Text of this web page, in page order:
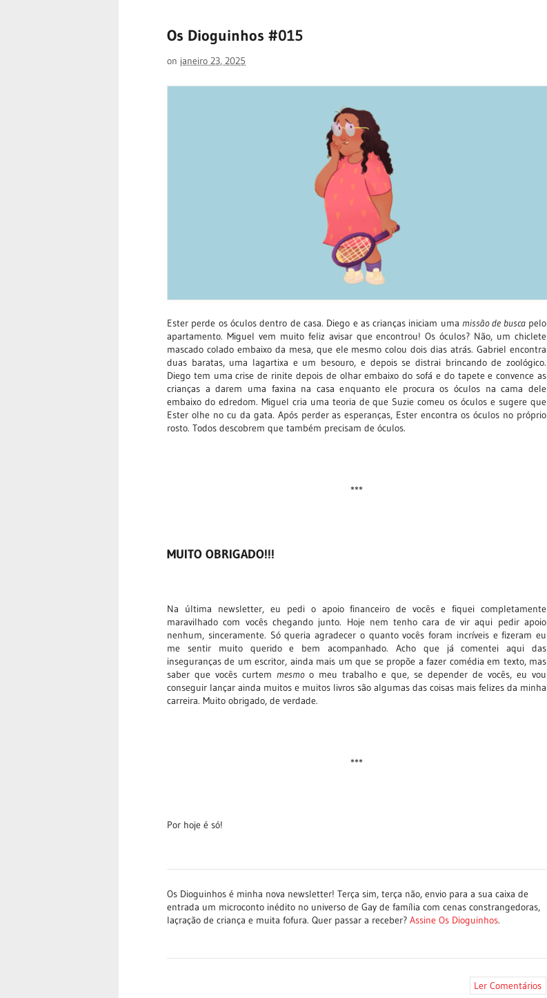
Os Dioguinhos #015
on janeiro 23, 2025
Ester perde os óculos dentro de casa. Diego e as crianças iniciam uma missão de buscapelo
apartamento. Miguel vem muito feliz avisar que encontrou! Os óculos? Não, um chiclete
mascado colado embaixo da mesa, que ele mesmo colou dois dias atrás. Gabriel encontra
duas baratas, uma lagartixa e um besouro, e depois se distrai brincando de zoológico.
Diego tem uma crise de rinite depois de olhar embaixo do sofá e do tapete e convence as
crianças a darem uma faxina na casa enquanto ele procura os óculos na cama dele
embaixo do edredom. Miguel cria uma teoria de que Suzie comeu os óculos e sugere que
Ester olhe no cu da gata. Após perder as esperanças, Ester encontra os óculos no próprio
rosto. Todos descobrem que também precisam de óculos.
***
MUITO OBRIGADO!!!
Na última newsletter, eu pedi o apoio financeiro de vocês e fiquei completamente
maravilhado com vocês chegando junto. Hoje nem tenho cara de vir aqui pedir apoio
nenhum, sinceramente. Só queria agradecer o quanto vocês foram incríveis e fizeram eu
me sentir muito querido e bem acompanhado. Acho que já comentei aqui das
inseguranças de um escritor, ainda mais um que se propõe a fazer comédia em texto, mas
saber que vocês curtem mesmo o meu trabalho e que, se depender de vocês, eu vou
conseguir lançar ainda muitos e muitos livros são algumas das coisas mais felizes da minha
carreira. Muito obrigado, de verdade.
***
Por hoje é só!
Os Dioguinhos é minha nova newsletter! Terça sim, terça não, envio para a sua caixa de
entrada um microconto inédito no universo de Gay de família com cenas constrangedoras,
laçração de criança e muita fofura. Quer passar a receber? Assine Os Dioguinhos.
Ler Comentários